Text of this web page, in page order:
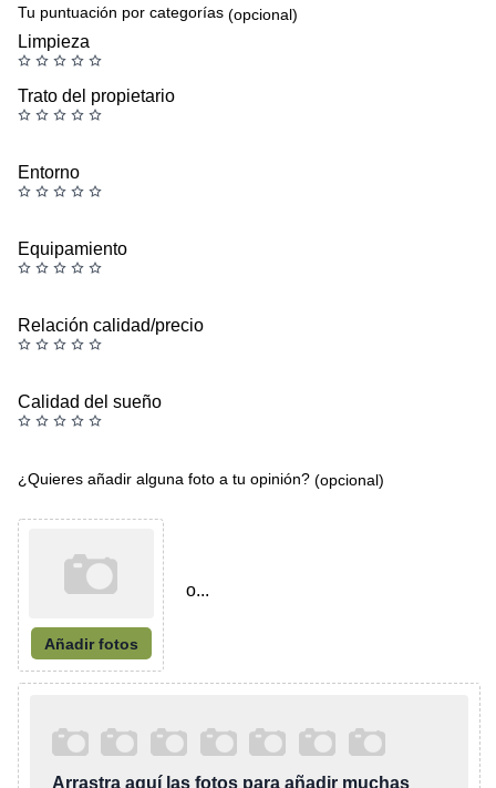
Tu puntuación por categorías (opcional)
Limpieza
Trato del propietario
Entorno
Equipamiento
Relación calidad/precio
Calidad del sueño
¿Quieres añadir alguna foto a tu opinión? (opcional)
Añadir fotos
o...
Arrastra aquí las fotos para añadir muchas